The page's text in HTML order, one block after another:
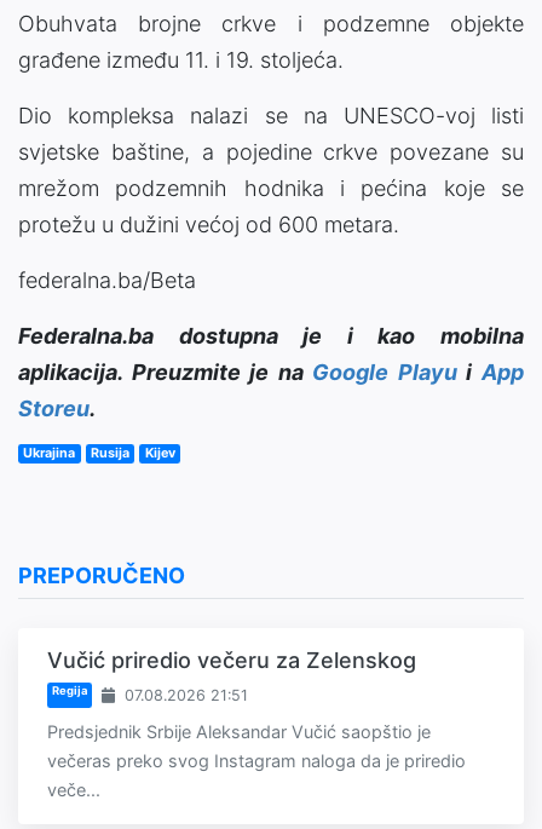
Obuhvata brojne crkve i podzemne objekte
građene između 11. i 19. stoljeća.
Dio kompleksa nalazi se na UNESCO-voj listi
svjetske baštine, a pojedine crkve povezane su
mrežom podzemnih hodnika i pećina koje se
protežu u dužini većoj od 600 metara.
federalna.ba/Beta
Federalna.ba dostupna je i kao mobilna
aplikacija. Preuzmite je na Google PlayuiApp
Storeu.
Ukrajina Rusija Kijev
PREPORUČENO
Vučić priredio večeru za Zelenskog
Regija 07.08.2026 21:51
Predsjednik Srbije Aleksandar Vučić saopštio je
večeras preko svog Instagram naloga da je priredio
veče...